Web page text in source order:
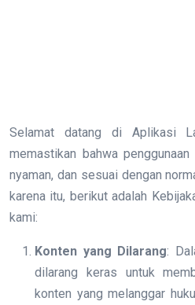
Selamat datang di Aplikasi
memastikan bahwa
nyaman, dan sesuai dengan
karena itu, berikut adalah
kami:
Konten yang Dilarang:
dilarang keras untuk
konten yang melanggar